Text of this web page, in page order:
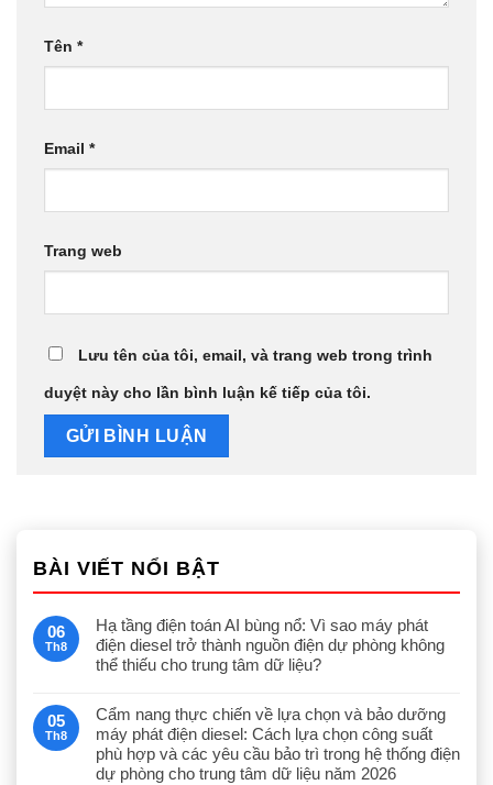
Tên *
Email *
Trang web
Lưu tên của tôi, email, và trang web trong trình
duyệt này cho lần bình luận kế tiếp của tôi.
BÀI VIẾT NỔI BẬT
06
Th8
Hạ tầng điện toán AI bùng nổ: Vì sao máy phát
điện diesel trở thành nguồn điện dự phòng không
thể thiếu cho trung tâm dữ liệu?
05
Th8
Cẩm nang thực chiến về lựa chọn và bảo dưỡng
máy phát điện diesel: Cách lựa chọn công suất
phù hợp và các yêu cầu bảo trì trong hệ thống điện
dự phòng cho trung tâm dữ liệu năm 2026